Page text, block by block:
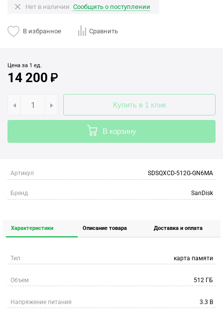
Нет в наличии Сообщить о поступлении
В избранное Сравнить
Цена за 1 ед.
14 200
Купить в 1 клик
В корзину
Артикул SDSQXCD-512G-GN6MA
Бренд SanDisk
Характеристики Описание товара Доставка и оплата
Тип карта памяти
Объем 512 ГБ
Напряжение питания 3.3 В